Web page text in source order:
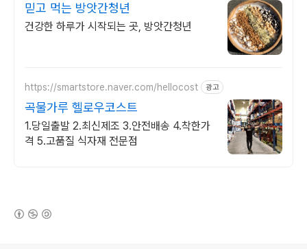
믿고 먹는 방앗간청년
건강한 하루가 시작되는 곳, 방앗간청년
https://smartstore.naver.com/hellocost 광고
곡물가루 헬로우코스트
1.당일출발 2.최신제조 3.안전배송 4.착한가
격 5.고품질 식자재 전문점